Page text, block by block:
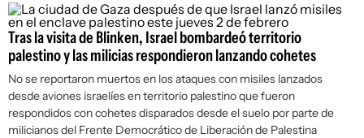
Tras la visita de Blinken, Israel bombardeó territorio
palestino y las milicias respondieron lanzando cohetes
No se reportaron muertos en los ataques con misiles lanzados
desde aviones israelíes en territorio palestino que fueron
respondidos con cohetes disparados desde el suelo por parte de
milicianos del Frente Democrático de Liberación de Palestina